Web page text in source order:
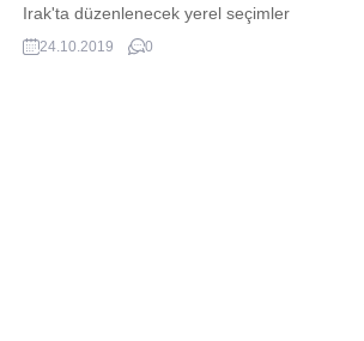
Irak'ta düzenlenecek yerel seçimler
öncesi seçimlerin Kerkük ayağında
ortaya çıkan Türkmen siyasetçilerin gizli
24.10.2019 0